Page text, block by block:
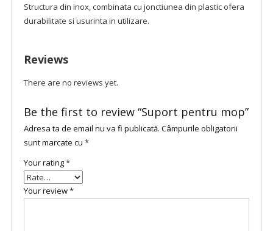
Structura din inox, combinata cu jonctiunea din plastic ofera
durabilitate si usurinta in utilizare.
Reviews
There are no reviews yet.
Be the first to review “Suport pentru mop”
Adresa ta de email nu va fi publicată. Câmpurile obligatorii
sunt marcate cu *
Your rating*
Your review*